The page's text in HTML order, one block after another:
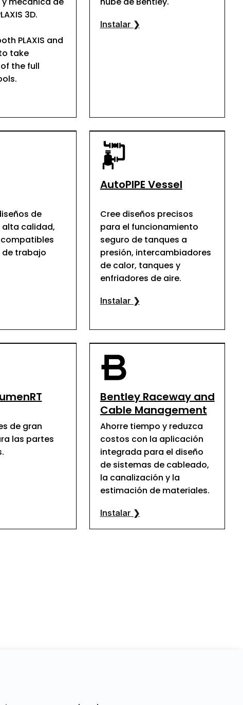
3D.
PLAXIS and
take
the full
Instalar ❯
de
calidad,
de trabajo
AutoPIPE Vessel
Cree diseños precisos
para el funcionamiento
seguro de tanques a
presión, intercambiadores
de calor, tanques y
enfriadores de aire.
Instalar ❯
de gran
las partes
Bentley Raceway and
Cable Management
Ahorre tiempo y reduzca
costos con la aplicación
integrada para el diseño
de sistemas de cableado,
la canalización y la
estimación de materiales.
Instalar ❯